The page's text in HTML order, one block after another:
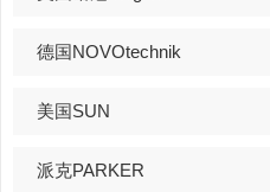
德国NOVOtechnik
美国SUN
派克PARKER